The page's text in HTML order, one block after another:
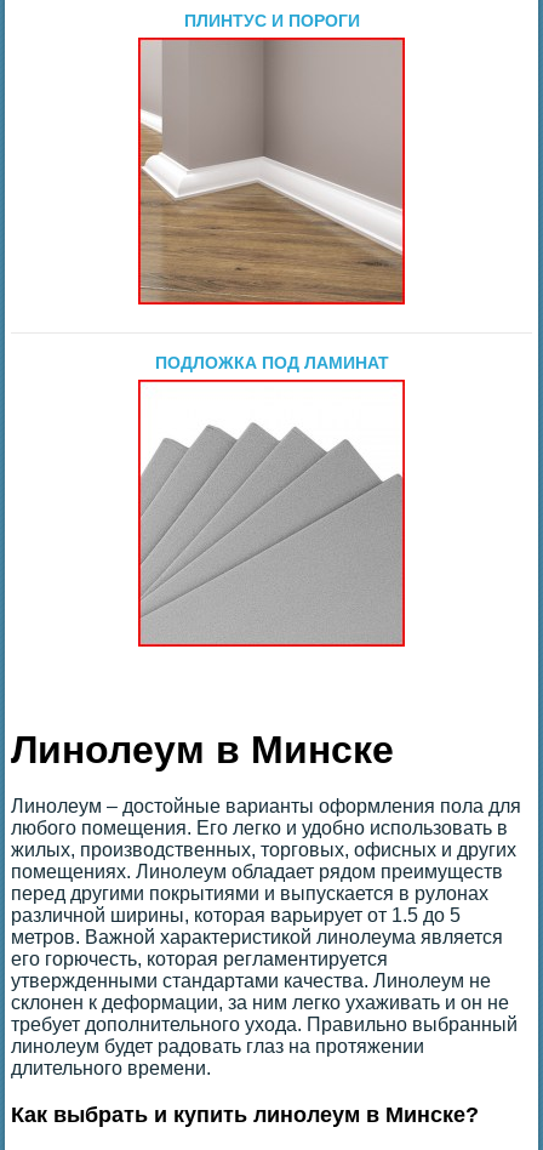
ПЛИНТУС И ПОРОГИ
ПОДЛОЖКА ПОД ЛАМИНАТ
Линолеум в Минске
Линолеум – достойные варианты оформления пола для
любого помещения. Его легко и удобно использовать в
жилых, производственных, торговых, офисных и других
помещениях. Линолеум обладает рядом преимуществ
перед другими покрытиями и выпускается в рулонах
различной ширины, которая варьирует от 1.5 до 5
метров. Важной характеристикой линолеума является
его горючесть, которая регламентируется
утвержденными стандартами качества. Линолеум не
склонен к деформации, за ним легко ухаживать и он не
требует дополнительного ухода. Правильно выбранный
линолеум будет радовать глаз на протяжении
длительного времени.
Как выбрать и купить линолеум в Минске?